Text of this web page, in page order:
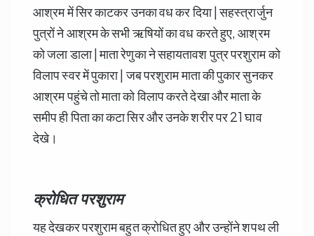
आश्रम में सिर काटकर उनका वध कर दिया | सहस्त्रार्जुन
पुत्रों ने आश्रम के सभी ऋषियों का वध करते हुए, आश्रम
को जला डाला | माता रेणुका ने सहायतावश पुत्र परशुराम को
विलाप स्वर में पुकारा | जब परशुराम माता की पुकार सुनकर
आश्रम पहुंचे तो माता को विलाप करते देखा और माता के
समीप ही पिता का कटा सिर और उनके शरीर पर 21 घाव
देखे।
क्रोधित परशुराम
यह देखकर परशुराम बहुत क्रोधित हुए और उन्होंने शपथ ली